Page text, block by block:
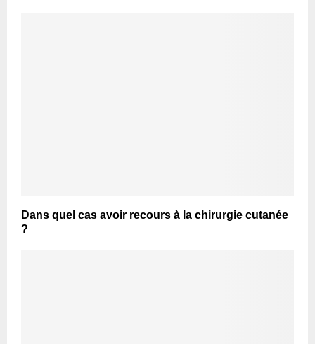
Dans quel cas avoir recours à la chirurgie cutanée
?